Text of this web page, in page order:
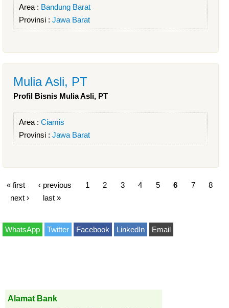
Area : Bandung Barat
Provinsi : Jawa Barat
Mulia Asli, PT
Profil Bisnis Mulia Asli, PT
Area : Ciamis
Provinsi : Jawa Barat
« first ‹ previous 1 2 3 4 5 6 7
8
next ›
last »
WhatsApp Twitter Facebook LinkedIn Email
Alamat Bank